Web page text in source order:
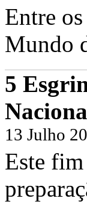
Entre
Mundo
5
13 Julho
Este